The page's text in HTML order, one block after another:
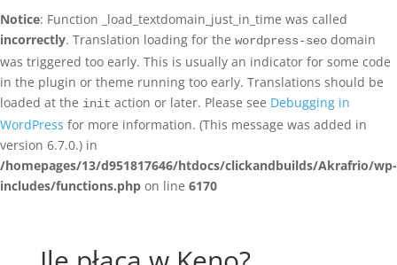
Notice: Function _load_textdomain_just_in_time was called
incorrectly. Translation loading for the wordpress-seo domain
was triggered too early. This is usually an indicator for some code
in the plugin or theme running too early. Translations should be
loaded at the init action or later. Please see Debugging in
WordPress for more information. (This message was added in
version 6.7.0.) in
/homepages/13/d951817646/htdocs/clickandbuilds/Akrafrio/wp-
includes/functions.php on line 6170